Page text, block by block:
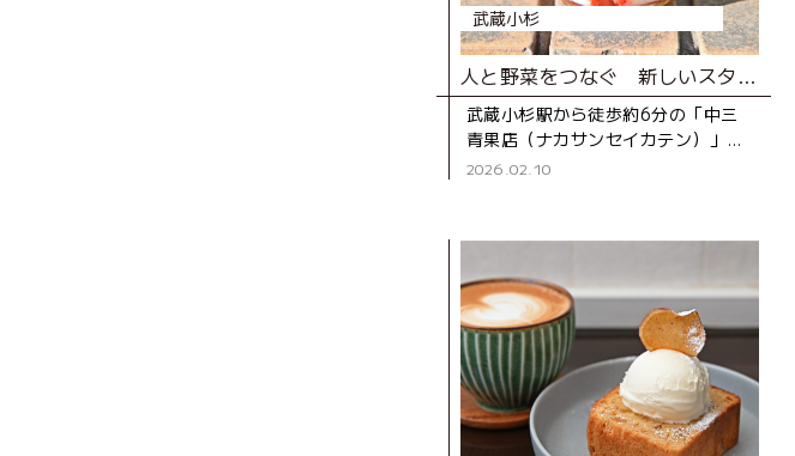
武蔵小杉
人と野菜をつなぐ 新しいスタイルの八百屋さん
武蔵小杉駅から徒歩約6分の「中三
青果店（ナカサンセイカテン）」
は、スタイリッシュな外観が印象的
2026.02.10